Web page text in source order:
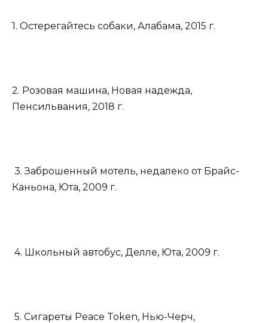
1. Остерегайтесь собаки, Алабама, 2015 г.
2. Розовая машина, Новая надежда,
Пенсильвания, 2018 г.
3. Заброшенный мотель, недалеко от Брайс-
Каньона, Юта, 2009 г.
4. Школьный автобус, Делле, Юта, 2009 г.
5. Сигареты Peace Token, Нью-Черч,